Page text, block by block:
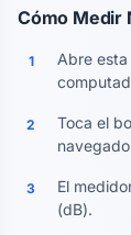
Cómo Medir
1
Abre
2
Toca el
3
El
(dB).